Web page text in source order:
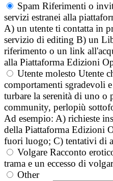
Spam Riferimenti o
servizi estranei alla
A) un utente ti contatta in
servizio di editing B) un
riferimento o un link
alla Piattaforma Edizioni
Utente molesto Utente
comportamenti sgradevoli
turbare la serenità di uno o
community, perlopiù
Ad esempio: A) richieste
della Piattaforma Edizioni
fuori luogo; C) tentativi di
Volgare Racconto
trama e un eccesso di
Other